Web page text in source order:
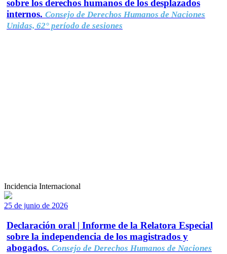
sobre los derechos humanos de los desplazados
internos. Consejo de Derechos Humanos de Naciones
Unidas, 62° período de sesiones
Incidencia Internacional
25 de junio de 2026
Declaración oral | Informe de la Relatora Especial
sobre la independencia de los magistrados y
abogados. Consejo de Derechos Humanos de Naciones